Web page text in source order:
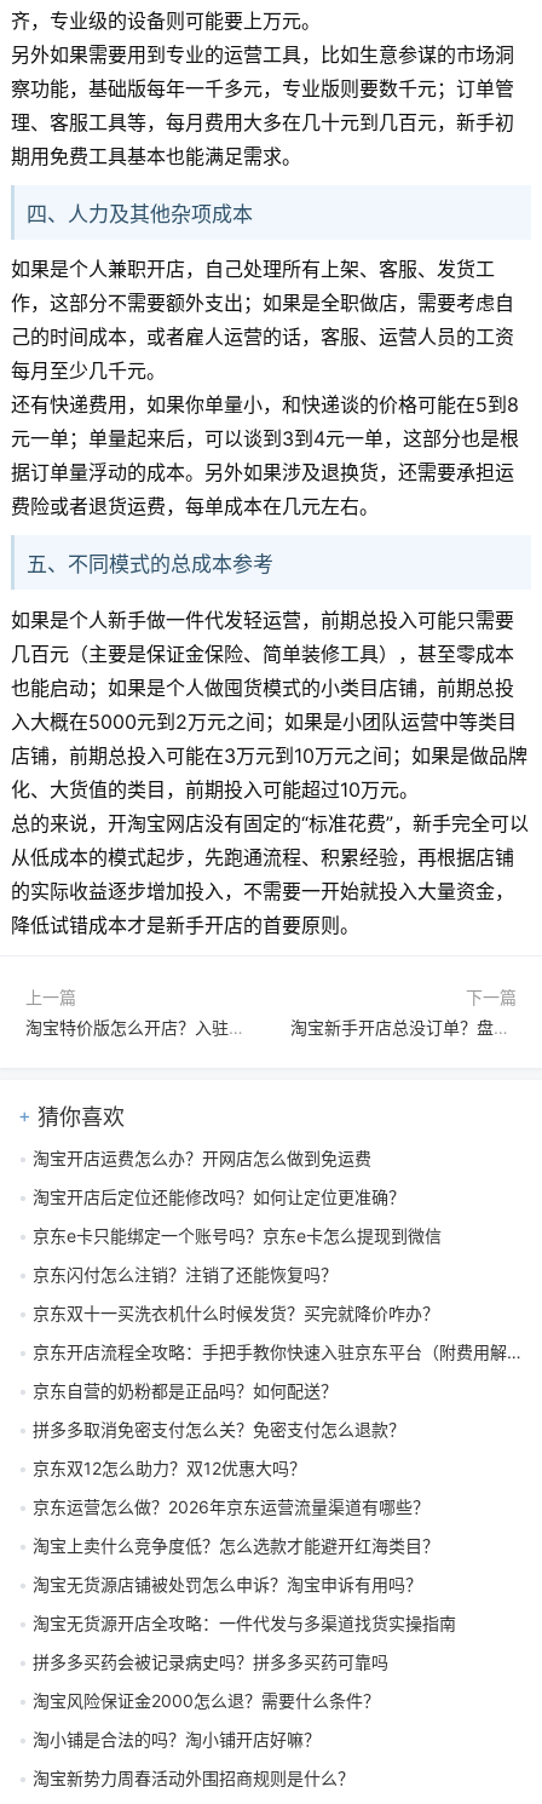
齐，专业级的设备则可能要上万元。
另外如果需要用到专业的运营工具，比如生意参谋的市场洞
察功能，基础版每年一千多元，专业版则要数千元；订单管
理、客服工具等，每月费用大多在几十元到几百元，新手初
期用免费工具基本也能满足需求。
四、人力及其他杂项成本
如果是个人兼职开店，自己处理所有上架、客服、发货工
作，这部分不需要额外支出；如果是全职做店，需要考虑自
己的时间成本，或者雇人运营的话，客服、运营人员的工资
每月至少几千元。
还有快递费用，如果你单量小，和快递谈的价格可能在5到8
元一单；单量起来后，可以谈到3到4元一单，这部分也是根
据订单量浮动的成本。另外如果涉及退换货，还需要承担运
费险或者退货运费，每单成本在几元左右。
五、不同模式的总成本参考
如果是个人新手做一件代发轻运营，前期总投入可能只需要
几百元（主要是保证金保险、简单装修工具），甚至零成本
也能启动；如果是个人做囤货模式的小类目店铺，前期总投
入大概在5000元到2万元之间；如果是小团队运营中等类目
店铺，前期总投入可能在3万元到10万元之间；如果是做品牌
化、大货值的类目，前期投入可能超过10万元。
总的来说，开淘宝网店没有固定的“标准花费”，新手完全可以
从低成本的模式起步，先跑通流程、积累经验，再根据店铺
的实际收益逐步增加投入，不需要一开始就投入大量资金，
降低试错成本才是新手开店的首要原则。
上一篇
淘宝特价版怎么开店？入驻条件与详细流程一步到位指南
下一篇
淘宝新手开店总没订单？盘点选品到售后的常见误区
猜你喜欢
淘宝开店运费怎么办？开网店怎么做到免运费
淘宝开店后定位还能修改吗？如何让定位更准确？
京东e卡只能绑定一个账号吗？京东e卡怎么提现到微信
京东闪付怎么注销？注销了还能恢复吗？
京东双十一买洗衣机什么时候发货？买完就降价咋办？
京东开店流程全攻略：手把手教你快速入驻京东平台（附费用解析）
京东自营的奶粉都是正品吗？如何配送？
拼多多取消免密支付怎么关？免密支付怎么退款？
京东双12怎么助力？双12优惠大吗？
京东运营怎么做？2026年京东运营流量渠道有哪些？
淘宝上卖什么竞争度低？怎么选款才能避开红海类目？
淘宝无货源店铺被处罚怎么申诉？淘宝申诉有用吗？
淘宝无货源开店全攻略：一件代发与多渠道找货实操指南
拼多多买药会被记录病史吗？拼多多买药可靠吗
淘宝风险保证金2000怎么退？需要什么条件？
淘小铺是合法的吗？淘小铺开店好嘛？
淘宝新势力周春活动外围招商规则是什么？